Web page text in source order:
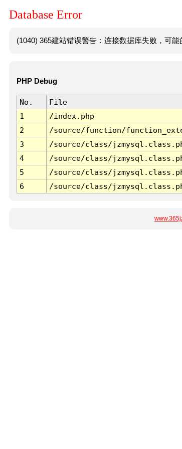
Database Error
(1040) 365建站错误警告：连接数据库失败，可
PHP Debug
No. File
1
/index.php
2
/source/function/
3
/source/class/
4
/source/class/
5
/source/class/
6
/source/class/